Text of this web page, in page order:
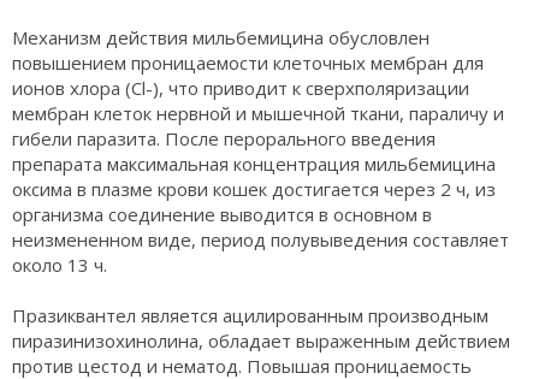
Механизм действия мильбемицина обусловлен
повышением проницаемости клеточных мембран для
ионов хлора (Сl-), что приводит к сверхполяризации
мембран клеток нервной и мышечной ткани, параличу и
гибели паразита. После перорального введения
препарата максимальная концентрация мильбемицина
оксима в плазме крови кошек достигается через 2 ч, из
организма соединение выводится в основном в
неизмененном виде, период полувыведения составляет
около 13 ч.
Празиквантел является ацилированным производным
пиразинизохинолина, обладает выраженным действием
против цестод и нематод. Повышая проницаемость